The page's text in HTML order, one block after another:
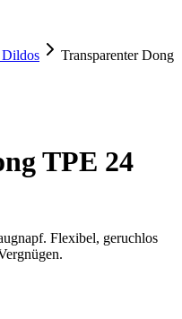
Dildos
Transparenter Dong
TPE 24
Flexibel, geruchlos